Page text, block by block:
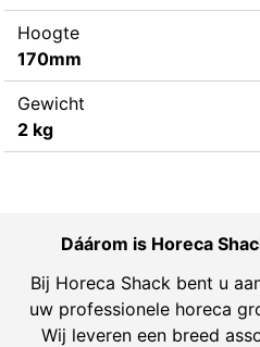
Hoogte
170mm
Gewicht
2 kg
Dáárom is Horeca
Bij Horeca Shack bent u
uw professionele horeca
Wij leveren een breed